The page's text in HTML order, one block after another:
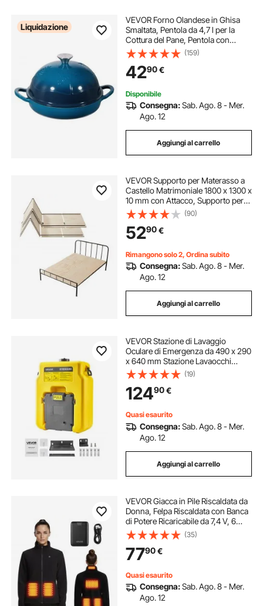
Liquidazione
VEVOR Forno Olandese in Ghisa
Smaltata, Pentola da 4,7 l per la
Cottura del Pane, Pentola con
Coperchio e Doppi Manici,
Compatibile con Forni a Induzione
Fino a 260 ℃, per Cucinare e
Arrostire
(159)
4290€
Disponibile
Consegna:Sab. Ago. 8 - Mer.
Ago. 12
Aggiungi al carrello
VEVOR Supporto per Materasso a
Castello Matrimoniale 1800 x 1300 x
10 mm con Attacco, Supporto per
Doghe da Letto, Tavola da Letto
Pieghevole, Pronto all'Uso, 8 Pezzi,
Legno Naturale
(90)
5290€
Rimangono solo 2, Ordina subito
Consegna:Sab. Ago. 8 - Mer.
Ago. 12
Aggiungi al carrello
VEVOR Stazione di Lavaggio
Oculare di Emergenza da 490 x 290
x 640 mm Stazione Lavaocchi
Portatile con 2 Spruzzi,
Installazione Semplificata, per
Scuole, Laboratori, Fabbriche,
Giallo
(19)
12490€
Quasi esaurito
Consegna:Sab. Ago. 8 - Mer.
Ago. 12
Aggiungi al carrello
VEVOR Giacca in Pile Riscaldata da
Donna, Felpa Riscaldata con Banca
di Potere Ricaricabile da 7,4 V, 6
Zone di Riscaldamento, 3 Livelli di
Temperatura, per Campeggio
Invernale all'Aperto, Taglia XL
(35)
7790€
Quasi esaurito
Consegna:Sab. Ago. 8 - Mer.
Ago. 12